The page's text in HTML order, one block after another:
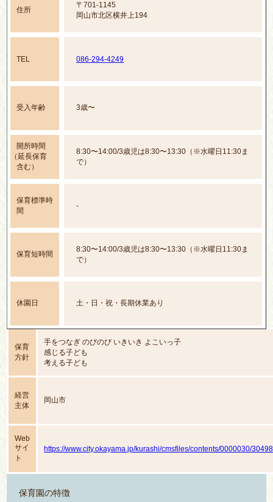
住所
〒701-1145
岡山市北区横井上194
TEL 086-294-4249
受入年齢 3歳〜
開所時間
（延長保育
含む）
8:30〜14:00/3歳児は8:30〜13:30（※水曜日11:30ま
で）
保育標準時
間
-
保育短時間
8:30〜14:00/3歳児は8:30〜13:30（※水曜日11:30ま
で）
休園日 土・日・祝・長期休業あり
保育
方針
手をつなぎ のびのび いきいき よこいっ子
感じる子ども
考える子ども
経営
主体
岡山市
Web
サイ
ト
https://www.city.okayama.jp/kurashi/cmsfiles/contents/0000030/
保育園の特徴